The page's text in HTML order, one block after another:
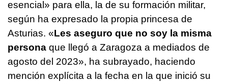
esencial» para ella, la de su formación militar,
según ha expresado la propia princesa de
Asturias. «Les aseguro que no soy la misma
persona que llegó a Zaragoza a mediados de
agosto del 2023», ha subrayado, haciendo
mención explícita a la fecha en la que inició su